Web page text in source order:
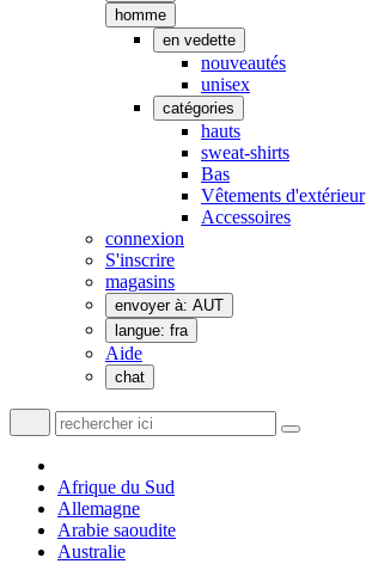
homme
en vedette
nouveautés
unisex
catégories
hauts
sweat-shirts
Bas
Vêtements d'extérieur
Accessoires
connexion
S'inscrire
magasins
envoyer à: AUT
langue: fra
Aide
chat
Afrique du Sud
Allemagne
Arabie saoudite
Australie